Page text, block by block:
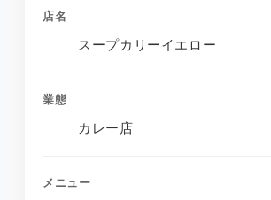
店名
スープカリーイエロー
業態
カレー店
メニュー